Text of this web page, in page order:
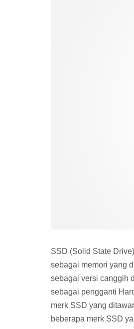
SSD (Solid State
sebagai memori yang
sebagai versi canggih
sebagai pengganti
merk SSD yang
beberapa merk SSD